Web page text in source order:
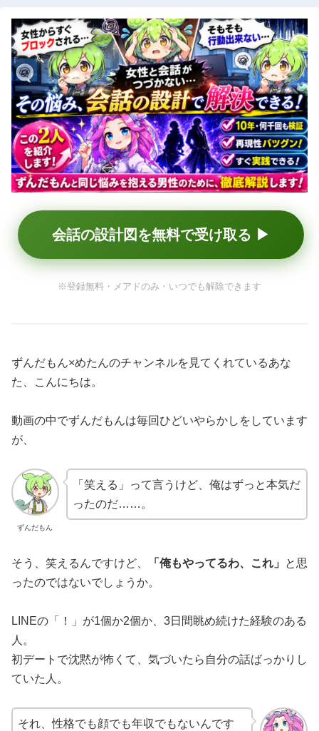
会話の設計図を無料で受け取る ▶
※登録無料・メアドのみ・いつでも解除できます
ずんだもん×めたんのチャンネルを見てくれているあな
た、こんにちは。
動画の中でずんだもんは毎回ひどいやらかしをしています
が、
ずんだもん
「笑える」って言うけど、俺はずっと本気だ
ったのだ……。
そう、笑えるんですけど、 「俺もやってるわ、これ」
と思
ったのではないでしょうか。
LINEの「！」が1個か2個か、3日間眺め続けた経験のある
人。
初デートで沈黙が怖くて、気づいたら自分の話ばっかりし
ていた人。
それ、性格でも顔でも年収でもないんです